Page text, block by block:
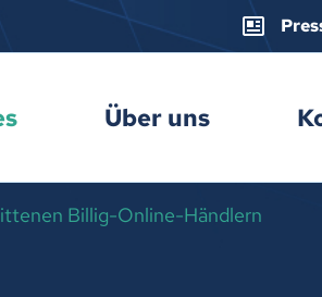
Über uns
Billig-Online-Händlern